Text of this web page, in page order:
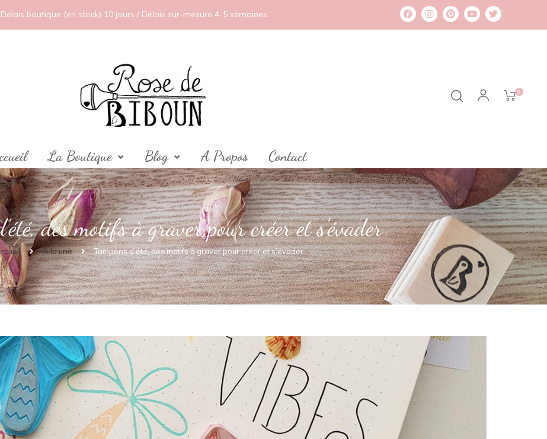
Délais boutique (en stock) 10 jours / Délais sur-mesure 4-5 semaines
0
La Boutique Blog A Propos Contact
A la une Tampons d’été, des motifs à graver pour créer et s’évader
des motifs à graver pour créer et s’évader